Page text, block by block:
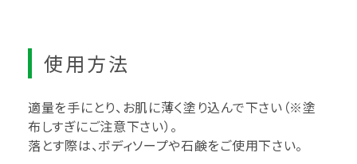
使用方法
適量を手にとり、お肌に薄く塗り込んで下さい（※塗
布しすぎにご注意下さい）。
落とす際は、ボディソープや石鹸をご使用下さい。